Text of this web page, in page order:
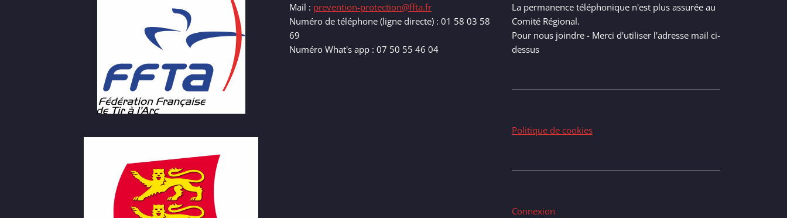
Mail : prevention-protection@ffta.fr
Numéro de téléphone (ligne directe) : 01 58 03 58
69
Numéro What's app : 07 50 55 46 04
La permanence téléphonique n'est plus assurée au
Comité Régional.
Pour nous joindre - Merci d'utiliser l'adresse mail ci-
dessus
Politique de cookies
Connexion